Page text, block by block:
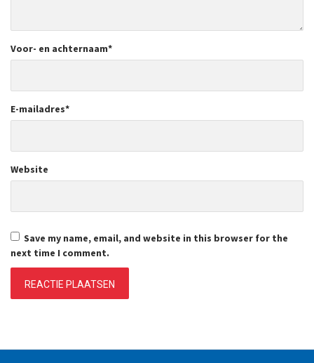
Voor- en achternaam*
E-mailadres*
Website
Save my name, email, and website in this browser for the
next time I comment.